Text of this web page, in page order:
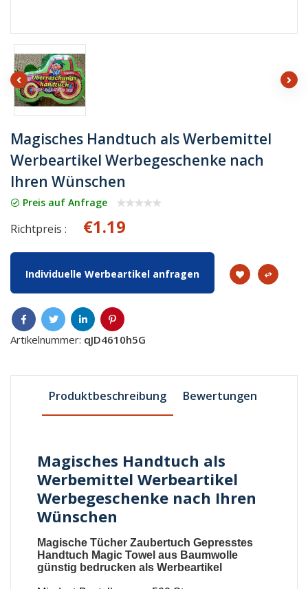
Magisches Handtuch als Werbemittel
Werbeartikel Werbegeschenke nach
Ihren Wünschen
Preis auf Anfrage
Richtpreis : €1.19
Individuelle Werbeartikel anfragen
Artikelnummer: qJD4610h5G
Produktbeschreibung Bewertungen
Magisches Handtuch als
Werbemittel Werbeartikel
Werbegeschenke nach Ihren
Wünschen
Magische Tücher Zaubertuch Gepresstes
Handtuch Magic Towel aus Baumwolle
günstig bedrucken als Werbeartikel